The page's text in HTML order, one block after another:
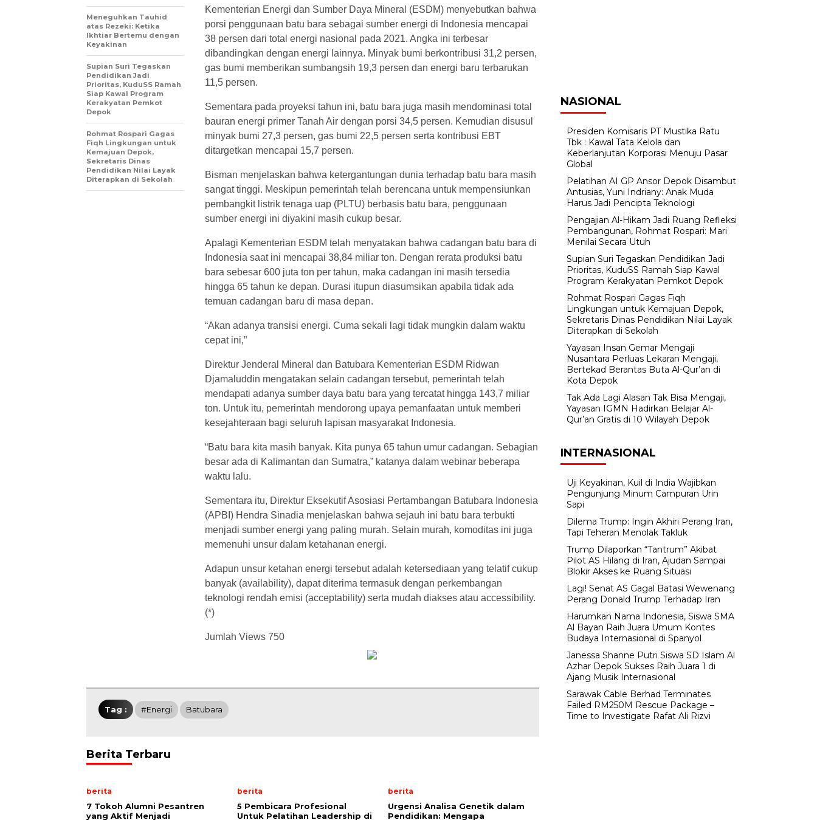
Kementerian Energi dan Sumber Daya Mineral (ESDM) menyebutkan bahwa
porsi penggunaan batu bara sebagai sumber energi di Indonesia mencapai
38 persen dari total energi nasional pada 2021. Angka ini terbesar
dibandingkan dengan energi lainnya. Minyak bumi berkontribusi 31,2 persen,
gas bumi memberikan sumbangsih 19,3 persen dan energi baru terbarukan
11,5 persen.
Sementara pada proyeksi tahun ini, batu bara juga masih mendominasi total
bauran energi primer Tanah Air dengan porsi 34,5 persen. Kemudian disusul
minyak bumi 27,3 persen, gas bumi 22,5 persen serta kontribusi EBT
ditargetkan mencapai 15,7 persen.
Bisman menjelaskan bahwa ketergantungan dunia terhadap batu bara masih
sangat tinggi. Meskipun pemerintah telah berencana untuk mempensiunkan
pembangkit listrik tenaga uap (PLTU) berbasis batu bara, penggunaan
sumber energi ini diyakini masih cukup besar.
Apalagi Kementerian ESDM telah menyatakan bahwa cadangan batu bara di
Indonesia saat ini mencapai 38,84 miliar ton. Dengan rerata produksi batu
bara sebesar 600 juta ton per tahun, maka cadangan ini masih tersedia
hingga 65 tahun ke depan. Durasi itupun diasumsikan apabila tidak ada
temuan cadangan baru di masa depan.
“Akan adanya transisi energi. Cuma sekali lagi tidak mungkin dalam waktu
cepat ini,”
Direktur Jenderal Mineral dan Batubara Kementerian ESDM Ridwan
Djamaluddin mengatakan selain cadangan tersebut, pemerintah telah
mendapati adanya sumber daya batu bara yang tercatat hingga 143,7 miliar
ton. Untuk itu, pemerintah mendorong upaya pemanfaatan untuk memberi
kesejahteraan bagi seluruh lapisan masyarakat Indonesia.
“Batu bara kita masih banyak. Kita punya 65 tahun umur cadangan. Sebagian
besar ada di Kalimantan dan Sumatra,” katanya dalam webinar beberapa
waktu lalu.
Sementara itu, Direktur Eksekutif Asosiasi Pertambangan Batubara Indonesia
(APBI) Hendra Sinadia menjelaskan bahwa sejauh ini batu bara terbukti
menjadi sumber energi yang paling murah. Selain murah, komoditas ini juga
memenuhi unsur dalam ketahanan energi.
Adapun unsur ketahan energi tersebut adalah ketersediaan yang telatif cukup
banyak (availability), dapat diterima termasuk dengan perkembangan
teknologi rendah emisi (acceptability) serta mudah diakses atau accessibility.
(*)
Jumlah Views 750
Meneguhkan Tauhid
atas Rezeki: Ketika
Ikhtiar Bertemu dengan
Keyakinan
Supian Suri Tegaskan
Pendidikan Jadi
Prioritas, KuduSS Ramah
Siap Kawal Program
Kerakyatan Pemkot
Depok
Rohmat Rospari Gagas
Fiqh Lingkungan untuk
Kemajuan Depok,
Sekretaris Dinas
Pendidikan Nilai Layak
Diterapkan di Sekolah
Tag : #Energi Batubara
Berita Terbaru
berita
7 Tokoh Alumni Pesantren
yang Aktif Menjadi
berita
5 Pembicara Profesional
Untuk Pelatihan Leadership di
berita
Urgensi Analisa Genetik dalam
Pendidikan: Mengapa
NASIONAL
Presiden Komisaris PT Mustika Ratu
Tbk : Kawal Tata Kelola dan
Keberlanjutan Korporasi Menuju Pasar
Global
Pelatihan AI GP Ansor Depok Disambut
Antusias, Yuni Indriany: Anak Muda
Harus Jadi Pencipta Teknologi
Pengajian Al-Hikam Jadi Ruang Refleksi
Pembangunan, Rohmat Rospari: Mari
Menilai Secara Utuh
Supian Suri Tegaskan Pendidikan Jadi
Prioritas, KuduSS Ramah Siap Kawal
Program Kerakyatan Pemkot Depok
Rohmat Rospari Gagas Fiqh
Lingkungan untuk Kemajuan Depok,
Sekretaris Dinas Pendidikan Nilai Layak
Diterapkan di Sekolah
Yayasan Insan Gemar Mengaji
Nusantara Perluas Lekaran Mengaji,
Bertekad Berantas Buta Al-Qur’an di
Kota Depok
Tak Ada Lagi Alasan Tak Bisa Mengaji,
Yayasan IGMN Hadirkan Belajar Al-
Qur’an Gratis di 10 Wilayah Depok
INTERNASIONAL
Uji Keyakinan, Kuil di India Wajibkan
Pengunjung Minum Campuran Urin
Sapi
Dilema Trump: Ingin Akhiri Perang Iran,
Tapi Teheran Menolak Takluk
Trump Dilaporkan “Tantrum” Akibat
Pilot AS Hilang di Iran, Ajudan Sampai
Blokir Akses ke Ruang Situasi
Lagi! Senat AS Gagal Batasi Wewenang
Perang Donald Trump Terhadap Iran
Harumkan Nama Indonesia, Siswa SMA
Al Bayan Raih Juara Umum Kontes
Budaya Internasional di Spanyol
Janessa Shanne Putri Siswa SD Islam Al
Azhar Depok Sukses Raih Juara 1 di
Ajang Musik Internasional
Sarawak Cable Berhad Terminates
Failed RM250M Rescue Package –
Time to Investigate Rafat Ali Rizvi